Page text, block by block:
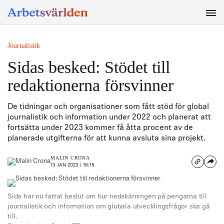
Journalistik
Sidas besked: Stödet till
redaktionerna försvinner
De tidningar och organisationer som fått stöd för global
journalistik och information under 2022 och planerat att
fortsätta under 2023 kommer få åtta procent av de
planerade utgifterna för att kunna avsluta sina projekt.
MALIN CRONA
13 JAN 2023 | 16:15
Sida har nu fattat beslut om hur nedskärningen på pengarna till
journalistik och information om globala utvecklingsfrågor ska gå
till.